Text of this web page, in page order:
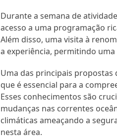
Durante a semana de
acesso a uma programação
Além disso, uma visita à
a experiência, permitindo
Uma das principais
que é essencial para a
Esses conhecimentos são
mudanças nas correntes
climáticas ameaçando a
nesta área.